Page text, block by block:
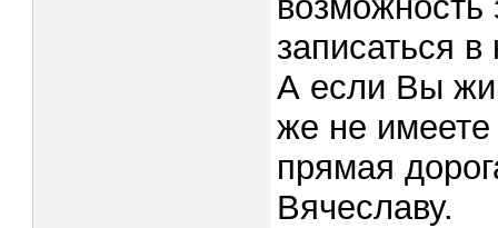
записаться
А если Вы
же не имеете
прямая
Вячеславу.